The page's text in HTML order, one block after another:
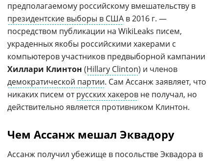
предполагаемому российскому вмешательству в
президентские выборы в США в 2016 г. —
посредством публикации на WikiLeaks писем,
украденных якобы российскими хакерами с
компьютеров участников предвыборной кампании
Хиллари Клинтон (Hillary Clinton) и членов
демократической партии. Сам Ассанж заявляет, что
никаких писем отрусских хакеров не получал, но
действительно является противником Клинтон.
Чем Ассанж мешал Эквадору
Ассанж получил убежище в посольстве Эквадора в